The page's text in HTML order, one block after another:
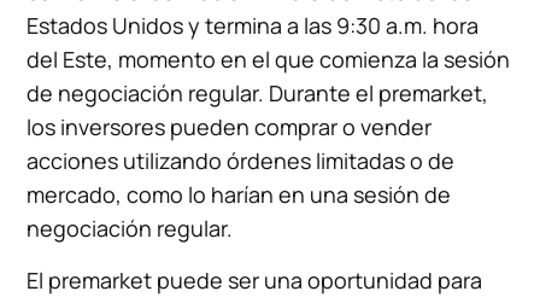
Estados Unidos y termina a las 9:30 a.m. hora
del Este, momento en el que comienza la sesión
de negociación regular. Durante el premarket,
los inversores pueden comprar o vender
acciones utilizando órdenes limitadas o de
mercado, como lo harían en una sesión de
negociación regular.
El premarket puede ser una oportunidad para